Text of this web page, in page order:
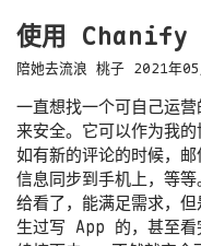
使用 Chanify
陪她去流浪 桃子 2021年
一直想找一个可自己运
来安全。它可以作为我
如有新的评论的时候，
信息同步到手机上，等
给看了，能满足需求，
生过写 App 的，甚至